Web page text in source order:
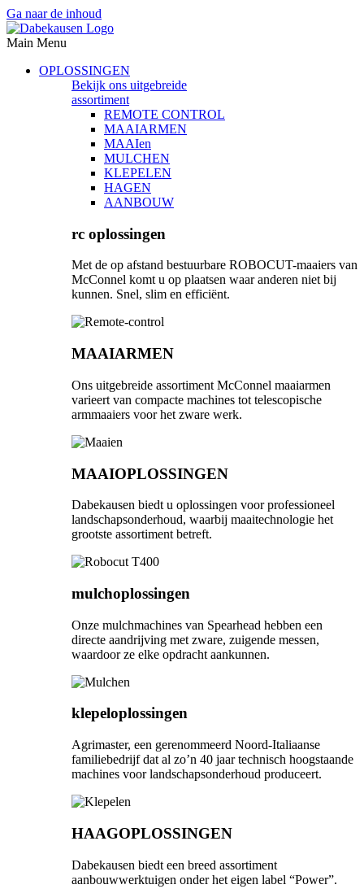
Ga naar de inhoud
Main Menu
OPLOSSINGEN
Bekijk ons uitgebreide
assortiment
REMOTE CONTROL
MAAIARMEN
MAAIen
MULCHEN
KLEPELEN
HAGEN
AANBOUW
rc oplossingen
Met de op afstand bestuurbare ROBOCUT-maaiers van
McConnel komt u op plaatsen waar anderen niet bij
kunnen. Snel, slim en efficiënt.
MAAIARMEN
Ons uitgebreide assortiment McConnel maaiarmen
varieert van compacte machines tot telescopische
armmaaiers voor het zware werk.
MAAIOPLOSSINGEN
Dabekausen biedt u oplossingen voor professioneel
landschapsonderhoud, waarbij maaitechnologie het
grootste assortiment betreft.
mulchoplossingen
Onze mulchmachines van Spearhead hebben een
directe aandrijving met zware, zuigende messen,
waardoor ze elke opdracht aankunnen.
klepeloplossingen
Agrimaster, een gerenommeerd Noord-Italiaanse
familiebedrijf dat al zo’n 40 jaar technisch hoogstaande
machines voor landschapsonderhoud produceert.
HAAGOPLOSSINGEN
Dabekausen biedt een breed assortiment
aanbouwwerktuigen onder het eigen label “Power”.